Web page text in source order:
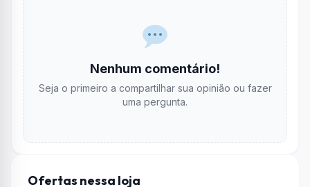
Nenhum comentário!
Seja o primeiro a compartilhar sua opinião ou fazer
uma pergunta.
Ofertas nessa loja